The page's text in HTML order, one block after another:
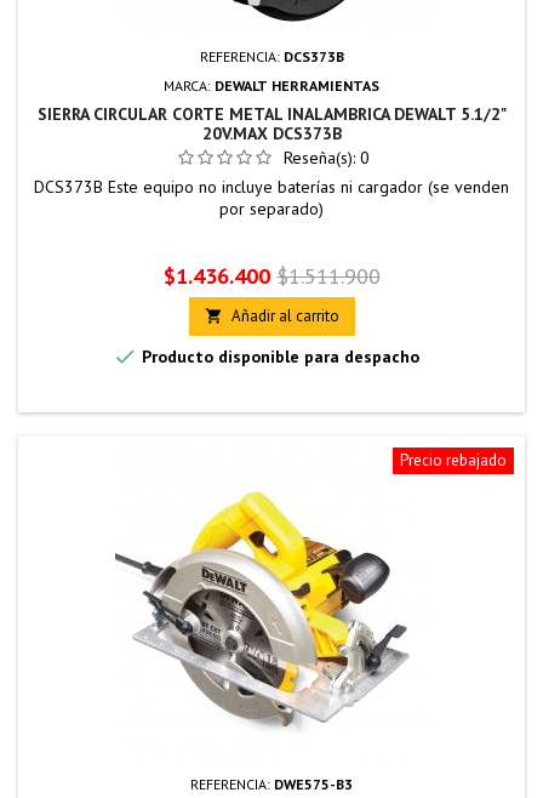
REFERENCIA: DCS373B
MARCA: DEWALT HERRAMIENTAS
SIERRA CIRCULAR CORTE METAL INALAMBRICA DEWALT 5.1/2"
20V.MAX DCS373B
Reseña(s): 0
DCS373B Este equipo no incluye baterías ni cargador (se venden
por separado)
Precio
$1.436.400 Precio
base
$1.511.900
 Añadir al carrito
 Producto disponible para despacho
Precio rebajado
REFERENCIA: DWE575-B3